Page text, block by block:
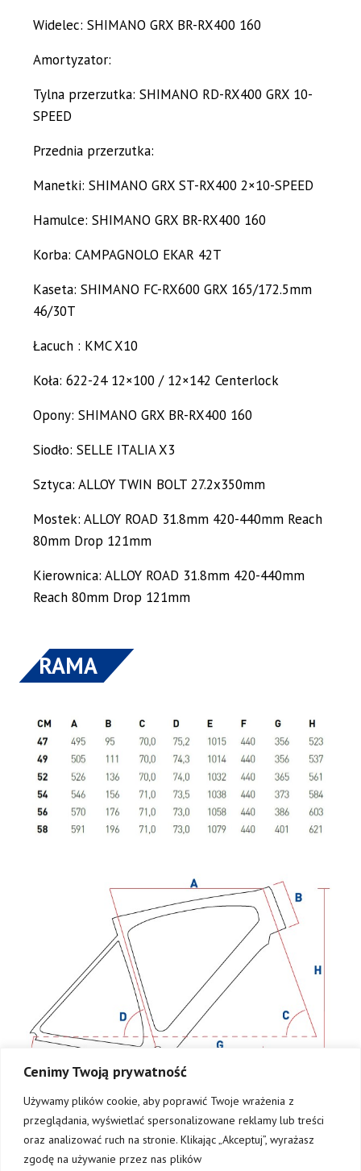
Cenimy Twoją prywatność
Używamy plików cookie, aby poprawić Twoje wrażenia z
przeglądania, wyświetlać spersonalizowane reklamy lub treści
oraz analizować ruch na stronie. Klikając „Akceptuj”, wyrażasz
zgodę na używanie przez nas plików
Widelec: SHIMANO GRX BR-RX400 160
Amortyzator:
Tylna przerzutka: SHIMANO RD-RX400 GRX 10-
SPEED
Przednia przerzutka:
Manetki: SHIMANO GRX ST-RX400 2×10-SPEED
Hamulce: SHIMANO GRX BR-RX400 160
Korba: CAMPAGNOLO EKAR 42T
Kaseta: SHIMANO FC-RX600 GRX 165/172.5mm
46/30T
Łacuch : KMC X10
Koła: 622-24 12×100 / 12×142 Centerlock
Opony: SHIMANO GRX BR-RX400 160
Siodło: SELLE ITALIA X3
Sztyca: ALLOY TWIN BOLT 27.2x350mm
Mostek: ALLOY ROAD 31.8mm 420-440mm Reach
80mm Drop 121mm
Kierownica: ALLOY ROAD 31.8mm 420-440mm
Reach 80mm Drop 121mm
RAMA